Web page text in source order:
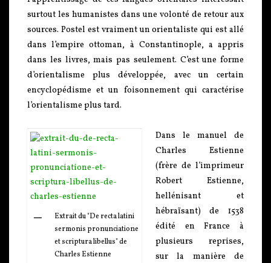
surtout les humanistes dans une volonté de retour aux
sources. Postel est vraiment un orientaliste qui est allé
dans l’empire ottoman, à Constantinople, a appris
dans les livres, mais pas seulement. C’est une forme
d’orientalisme plus développée, avec un certain
encyclopédisme et un foisonnement qui caractérise
l’orientalisme plus tard.
Extrait du "De recta latini
sermonis pronunciatione
et scriptura libellus" de
Charles Estienne
Dans le manuel de
Charles Estienne
(frère de l’imprimeur
Robert Estienne,
hellénisant et
hébraïsant) de 1538
édité en France à
plusieurs reprises,
sur la manière de